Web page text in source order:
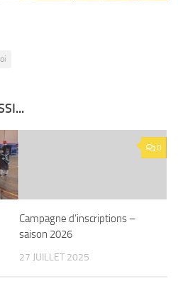
0
Campagne d’inscriptions –
saison 2026
27 JUILLET 2025